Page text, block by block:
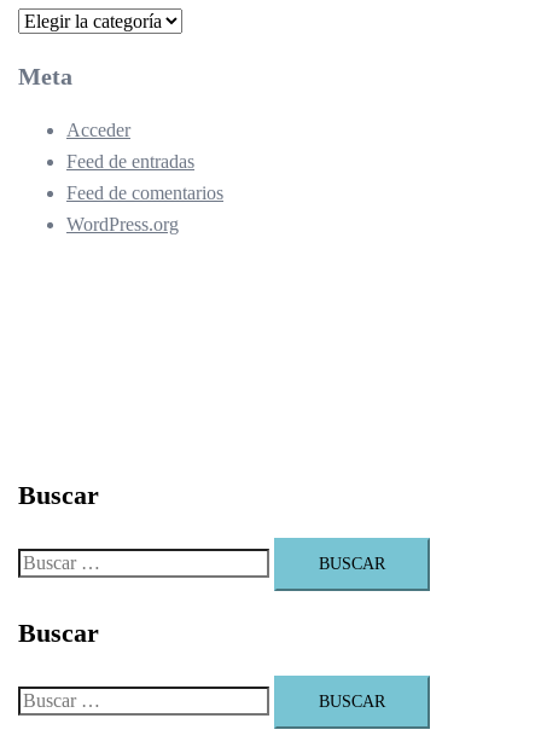
Categorías
Meta
Acceder
Feed de entradas
Feed de comentarios
WordPress.org
Buscar
Buscar:
Buscar
Buscar: